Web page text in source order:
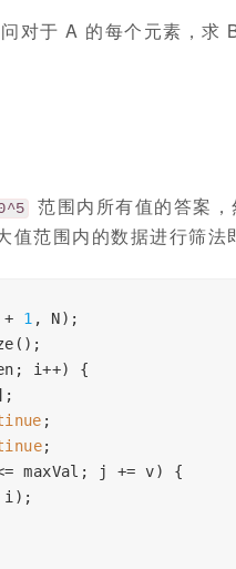
对于 A 的每个元素，求
范围内所有值的答案
范围内的数据进行筛法
+ 1 , N);
();
; i++)
{
;
;
maxVal ; j += v)
{
i );